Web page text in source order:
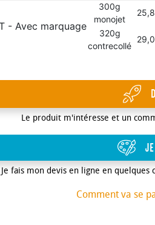
de l'étui. Pour un
veuillez nous contacter.
Frais de Marquage -Méthode :
Dimensions : 55 x 80 mm
- Avec marquage
300g
monojet
320g
contrecollé
Le produit m'intéresse et un
Je fais mon devis en ligne en
Comment va se